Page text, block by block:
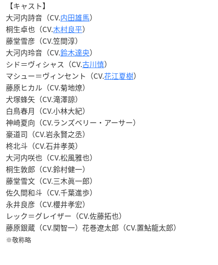
【キャスト】
大河内詩音（CV.内田雄馬）
桐生卓也（CV.木村良平）
藤堂雪彦（CV.笠間淳）
大河内玲音（CV.鈴木達央）
シド＝ヴィシャス（CV.古川慎）
マシュー＝ヴィンセント（CV.花江夏樹）
藤原ヒカル（CV.菊地燎）
犬塚蜂矢（CV.滝澤諒）
白鳥春月（CV.小林大紀）
神崎夏向（CV.ランズベリー・アーサー）
豪道司（CV.岩永賢之丞）
柊北斗（CV.石井孝英）
大河内咲也（CV.松風雅也）
桐生敦郎（CV.鈴村健一）
藤堂雪文（CV.三木眞一郎）
佐久間和斗（CV.千葉進歩）
永井良彦（CV.櫻井孝宏）
レック＝グレイザー（CV.佐藤拓也）
藤原銀蔵（CV.関智一）花巻遼太郎（CV.置鮎龍太郎）
※敬称略